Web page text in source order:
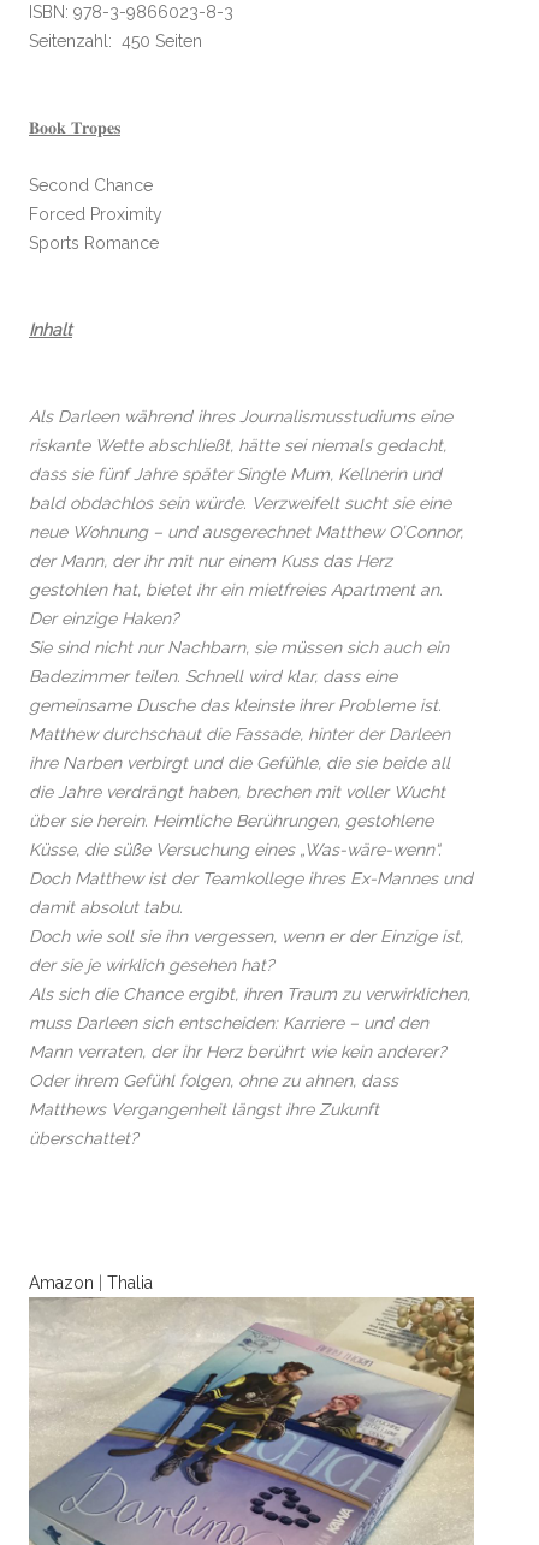
ISBN: 978-3-9866023-8-3
Seitenzahl: 450 Seiten
𝐁𝐨𝐨𝐤 𝐓𝐫𝐨𝐩𝐞𝐬
Second Chance
Forced Proximity
Sports Romance
Inhalt
Als Darleen während ihres Journalismusstudiums eine
riskante Wette abschließt, hätte sei niemals gedacht,
dass sie fünf Jahre später Single Mum, Kellnerin und
bald obdachlos sein würde. Verzweifelt sucht sie eine
neue Wohnung – und ausgerechnet Matthew O’Connor,
der Mann, der ihr mit nur einem Kuss das Herz
gestohlen hat, bietet ihr ein mietfreies Apartment an.
Der einzige Haken?
Sie sind nicht nur Nachbarn, sie müssen sich auch ein
Badezimmer teilen. Schnell wird klar, dass eine
gemeinsame Dusche das kleinste ihrer Probleme ist.
Matthew durchschaut die Fassade, hinter der Darleen
ihre Narben verbirgt und die Gefühle, die sie beide all
die Jahre verdrängt haben, brechen mit voller Wucht
über sie herein. Heimliche Berührungen, gestohlene
Küsse, die süße Versuchung eines „Was-wäre-wenn“.
Doch Matthew ist der Teamkollege ihres Ex-Mannes und
damit absolut tabu.
Doch wie soll sie ihn vergessen, wenn er der Einzige ist,
der sie je wirklich gesehen hat?
Als sich die Chance ergibt, ihren Traum zu verwirklichen,
muss Darleen sich entscheiden: Karriere – und den
Mann verraten, der ihr Herz berührt wie kein anderer?
Oder ihrem Gefühl folgen, ohne zu ahnen, dass
Matthews Vergangenheit längst ihre Zukunft
überschattet?
Amazon Thalia